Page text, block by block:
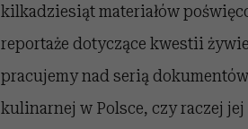
kilkadziesiąt materiałów
reportaże dotyczące kwestii
pracujemy nad serią
kulinarnej w Polsce, czy raczej